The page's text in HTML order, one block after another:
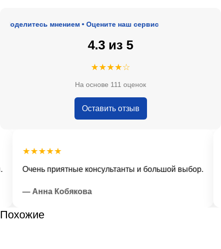
мнением • Оцените наш сервис
4.3 из 5
★★★★☆
На основе 111 оценок
Оставить отзыв
★★★★★
Очень приятные консультанты и большой выбор.
— Анна Кобякова
Похожие